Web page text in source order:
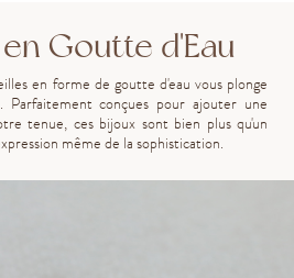
Goutte d'Eau
en forme de goutte d'eau vous plonge
Parfaitement conçues pour ajouter une
tenue, ces bijoux sont bien plus qu'un
même de la sophistication.